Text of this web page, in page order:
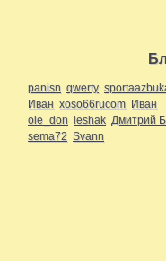
panisn qwerty
Иван xoso66rucom Иван
ole_don leshak Дмитрий
sema72 Svann